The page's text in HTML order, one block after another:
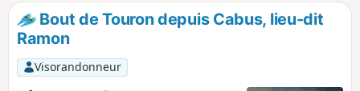
Bout de Touron depuis Cabus, lieu-dit
Ramon
Visorandonneur